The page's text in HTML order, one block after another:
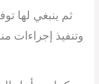
ثم ينبغي لها
وتنفيذ إجراءات